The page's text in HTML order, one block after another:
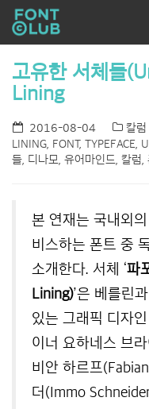
고유한 서체들
Lining
2016-08-04 칼럼
LINING
FONT, TYPEFACE
들 디나모 유어마인드 칼럼
본 연재는 국내외
비스하는 폰트 중
소개한다. 서체 ‘파
Lining)’은 베를린
있는 그래픽 디자
이너 요하네스 브
비안 하르프
더(Immo